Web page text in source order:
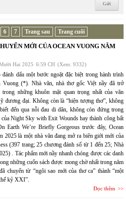
6 7 Trang sau Trang cuối
MỚI CỦA OCEAN VUONG NĂM
Hai 2025 6:59 CH (Xem: 9332)
đánh dấu một bước ngoặt đặc biệt trong hành trình
Vuong (*). Nhà văn, nhà thơ gốc Việt nầy đã trở
trong những khuôn mặt quan trọng nhất của văn
đương đại. Không còn là “hiện tượng thơ”, không
đến qua nỗi đau di dân, không còn đứng trong
của Night Sky with Exit Wounds hay thành công bất
Earth We’re Briefly Gorgeous trước đây, Ocean
2025 là một nhà văn đang mở ra biên giới mới của
(397 trang; 25 chương đánh số từ 1 đến 25; Nhà
. Tác phẩm mới nầy nhanh chóng được các danh
những cuốn sách được mong chờ nhất trong năm
chuyển từ “ngôi sao mới của thơ ca” thành “một
kỷ XXI”.
Đọc thêm